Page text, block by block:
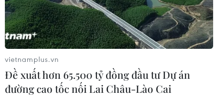
Ukraine thông báo về đợt trao đổi tù nhân
mới nhất với Nga
06/05/2022 23:55
Phó Thủ tướng Ukraine cho biết đã tiếp nhận từ Nga 41
vietnamplus.vn
Đề xuất hơn 65.500 tỷ đồng đầu tư Dự án
đường cao tốc nối Lai Châu-Lào Cai